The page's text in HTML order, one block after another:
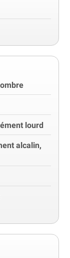
lourd
alcalin,